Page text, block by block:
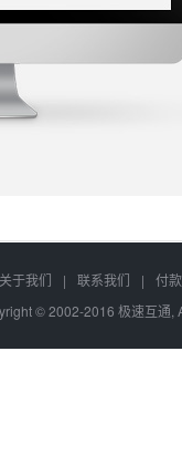
关于我们 | 联系我们 |
付
© 2002-2016 极速互通